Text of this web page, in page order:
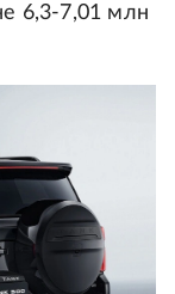
6,3-7,01 млн